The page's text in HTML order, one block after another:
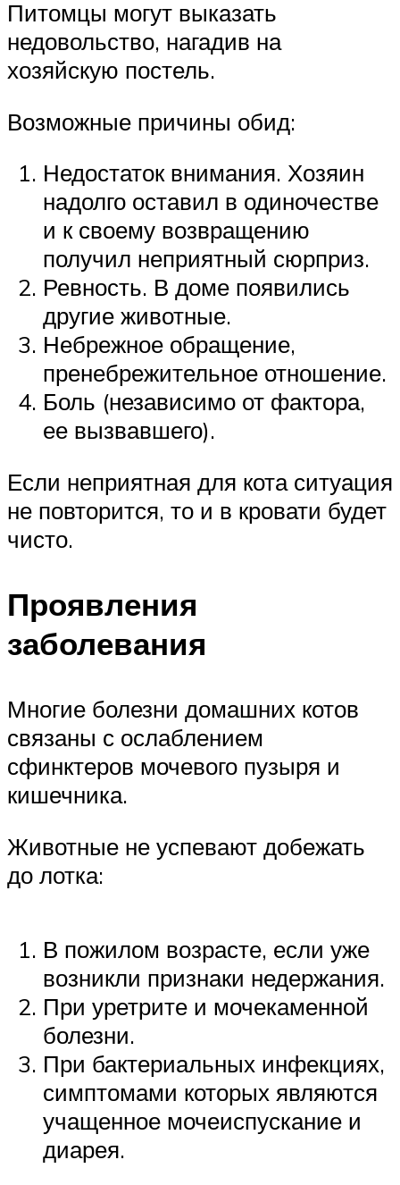
Питомцы могут выказать
недовольство, нагадив на
хозяйскую постель.
Возможные причины обид:
Недостаток внимания. Хозяин
надолго оставил в одиночестве
и к своему возвращению
получил неприятный сюрприз.
Ревность. В доме появились
другие животные.
Небрежное обращение,
пренебрежительное отношение.
Боль (независимо от фактора,
ее вызвавшего).
Если неприятная для кота ситуация
не повторится, то и в кровати будет
чисто.
Проявления
заболевания
Многие болезни домашних котов
связаны с ослаблением
сфинктеров мочевого пузыря и
кишечника.
Животные не успевают добежать
до лотка:
В пожилом возрасте, если уже
возникли признаки недержания.
При уретрите и мочекаменной
болезни.
При бактериальных инфекциях,
симптомами которых являются
учащенное мочеиспускание и
диарея.